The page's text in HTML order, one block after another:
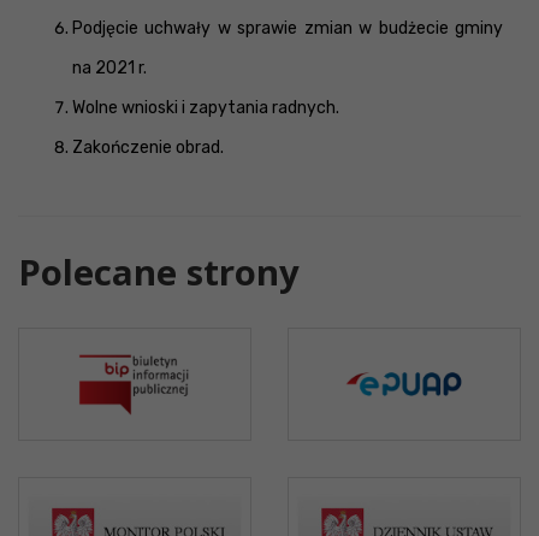
Podjęcie uchwały w sprawie zmian w budżecie gminy
na 2021 r.
Wolne wnioski i zapytania radnych.
Zakończenie obrad.
Polecane strony